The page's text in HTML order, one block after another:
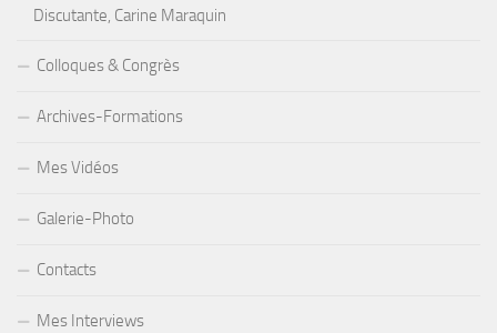
Discutante, Carine Maraquin
Colloques & Congrès
Archives-Formations
Mes Vidéos
Galerie-Photo
Contacts
Mes Interviews